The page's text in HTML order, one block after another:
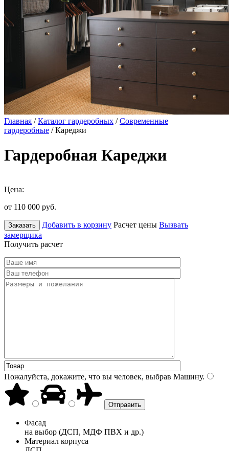
Главная /Каталог гардеробных /Современные
гардеробные / Кареджи
Гардеробная Кареджи
Цена:
от 110 000 руб.
Заказать Добавить в корзину Расчет цены Вызвать
замерщика
Получить расчет
Пожалуйста, докажите, что вы человек, выбрав Машину.
Фасад
на выбор (ДСП, МДФ ПВХ и др.)
Материал корпуса